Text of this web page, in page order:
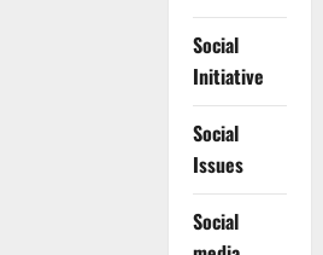
Social
Initiative
Social
Issues
Social